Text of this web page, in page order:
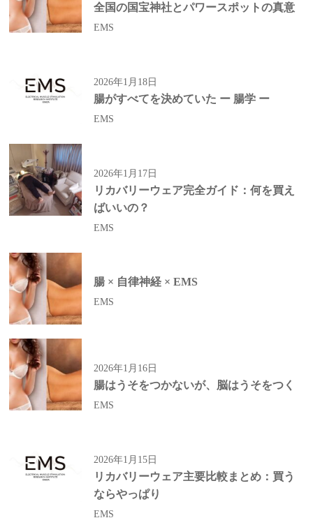
全国の国宝神社とパワースポットの真意
EMS
2026年1月18日
腸がすべてを決めていた ー 腸学 ー
EMS
2026年1月17日
リカバリーウェア完全ガイド：何を買え
ばいいの？
EMS
腸 × 自律神経 × EMS
EMS
2026年1月16日
腸はうそをつかないが、脳はうそをつく
EMS
2026年1月15日
リカバリーウェア主要比較まとめ：買う
ならやっぱり
EMS